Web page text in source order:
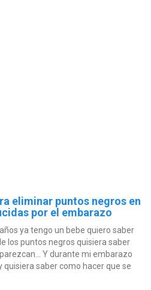
eliminar puntos negros en
por el embarazo
ya tengo un bebe quiero saber
los puntos negros quisiera saber
Y durante mi embarazo
saber como hacer que se